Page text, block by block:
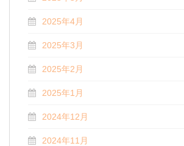
2025年4月
2025年3月
2025年2月
2025年1月
2024年12月
2024年11月